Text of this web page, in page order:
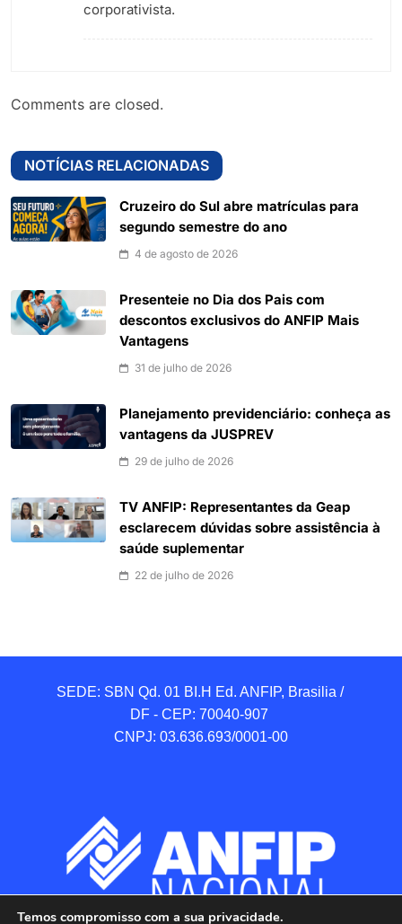
corporativista.
Comments are closed.
NOTÍCIAS RELACIONADAS
Cruzeiro do Sul abre matrículas para
segundo semestre do ano
4 de agosto de 2026
Presenteie no Dia dos Pais com
descontos exclusivos do ANFIP Mais
Vantagens
31 de julho de 2026
Planejamento previdenciário: conheça as
vantagens da JUSPREV
29 de julho de 2026
TV ANFIP: Representantes da Geap
esclarecem dúvidas sobre assistência à
saúde suplementar
22 de julho de 2026
SEDE: SBN Qd. 01 BI.H Ed. ANFIP, Brasilia /
DF - CEP: 70040-907
CNPJ: 03.636.693/0001-00
Temos compromisso com a sua privacidade.